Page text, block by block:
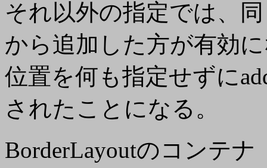
それ以外の指定では、
から追加した方が有効
位置を何も指定せずに
されたことになる。
BorderLayoutのコンテ